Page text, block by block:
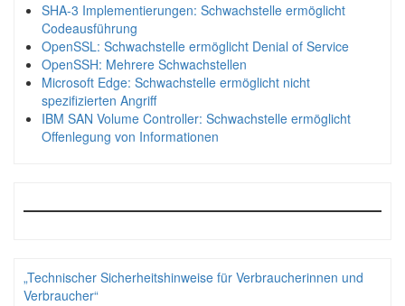
SHA-3 Implementierungen: Schwachstelle ermöglicht
Codeausführung
OpenSSL: Schwachstelle ermöglicht Denial of Service
OpenSSH: Mehrere Schwachstellen
Microsoft Edge: Schwachstelle ermöglicht nicht
spezifizierten Angriff
IBM SAN Volume Controller: Schwachstelle ermöglicht
Offenlegung von Informationen
„Technischer Sicherheitshinweise für Verbraucherinnen und
Verbraucher“